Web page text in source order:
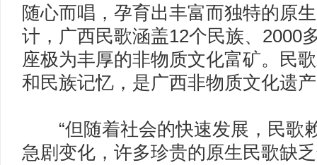
随心而唱，孕育出丰富而独特的原
计，广西民歌涵盖12个民族、2000
座极为丰厚的非物质文化富矿。民
和民族记忆，是广西非物质文化遗
“但随着社会的快速发展，民歌
急剧变化，许多珍贵的原生民歌缺